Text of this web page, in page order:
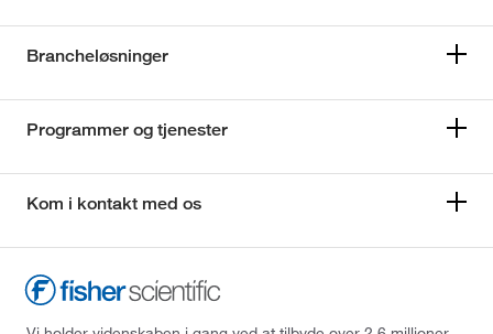
Brancheløsninger
Programmer og tjenester
Kom i kontakt med os